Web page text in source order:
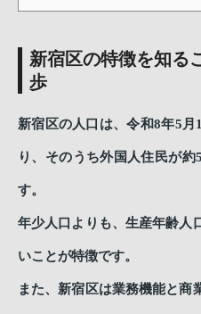
新宿区の特徴を知る
歩
新宿区の人口は、令和8年5
り、そのうち外国人住民が
す。
年少人口よりも、生産年齢人
いことが特徴です。
また、新宿区は業務機能と商